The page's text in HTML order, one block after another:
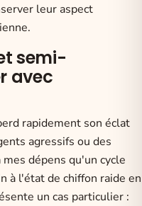
leur aspect
semi-
avec
rapidement son éclat
agressifs ou des
dépens qu'un cycle
à l'état de chiffon raide en
un cas particulier :